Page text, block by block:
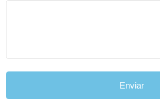
Enviar